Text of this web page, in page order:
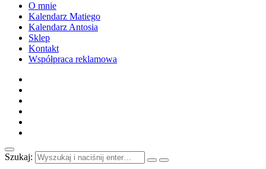
O mnie
Kalendarz Matiego
Kalendarz Antosia
Sklep
Kontakt
Współpraca reklamowa
Szukaj: